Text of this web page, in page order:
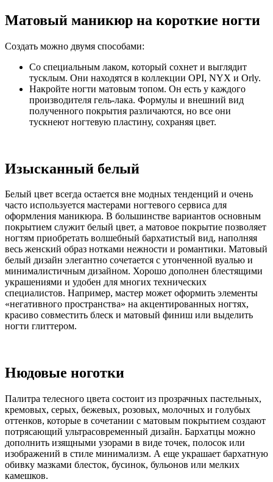
Матовый маникюр на короткие ногти
Создать можно двумя способами:
Со специальным лаком, который сохнет и выглядит
тусклым. Они находятся в коллекции OPI, NYX и Orly.
Накройте ногти матовым топом. Он есть у каждого
производителя гель-лака. Формулы и внешний вид
полученного покрытия различаются, но все они
тускнеют ногтевую пластину, сохраняя цвет.
Изысканный белый
Белый цвет всегда остается вне модных тенденций и очень
часто используется мастерами ногтевого сервиса для
оформления маникюра. В большинстве вариантов основным
покрытием служит белый цвет, а матовое покрытие позволяет
ногтям приобретать волшебный бархатистый вид, наполняя
весь женский образ нотками нежности и романтики. Матовый
белый дизайн элегантно сочетается с утонченной вуалью и
минималистичным дизайном. Хорошо дополнен блестящими
украшениями и удобен для многих технических
специалистов. Например, мастер может оформить элементы
«негативного пространства» на акцентированных ногтях,
красиво совместить блеск и матовый финиш или выделить
ногти глиттером.
Нюдовые ноготки
Палитра телесного цвета состоит из прозрачных пастельных,
кремовых, серых, бежевых, розовых, молочных и голубых
оттенков, которые в сочетании с матовым покрытием создают
потрясающий ультрасовременный дизайн. Бархатцы можно
дополнить изящными узорами в виде точек, полосок или
изображений в стиле минимализм. А еще украшает бархатную
обивку мазками блесток, бусинок, бульонов или мелких
камешков.